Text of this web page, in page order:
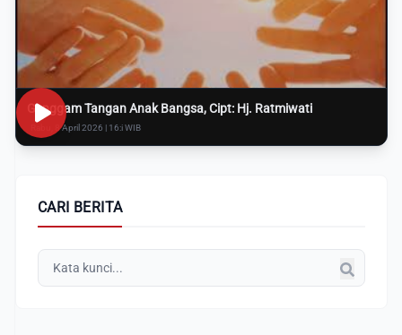
Genggam Tangan Anak Bangsa, Cipt: Hj. Ratmiwati
Rabu, 8 April 2026 | 16:i WIB
CARI BERITA